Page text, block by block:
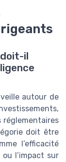
il
autour de
réglementaires
doit être
l’efficacité
l’impact sur